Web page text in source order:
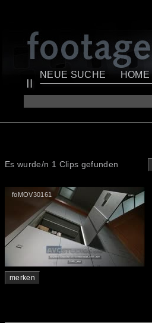
NEUE SUCHE HOME
Es wurde/n 1 Clips gefunden
foMOV30161
merken